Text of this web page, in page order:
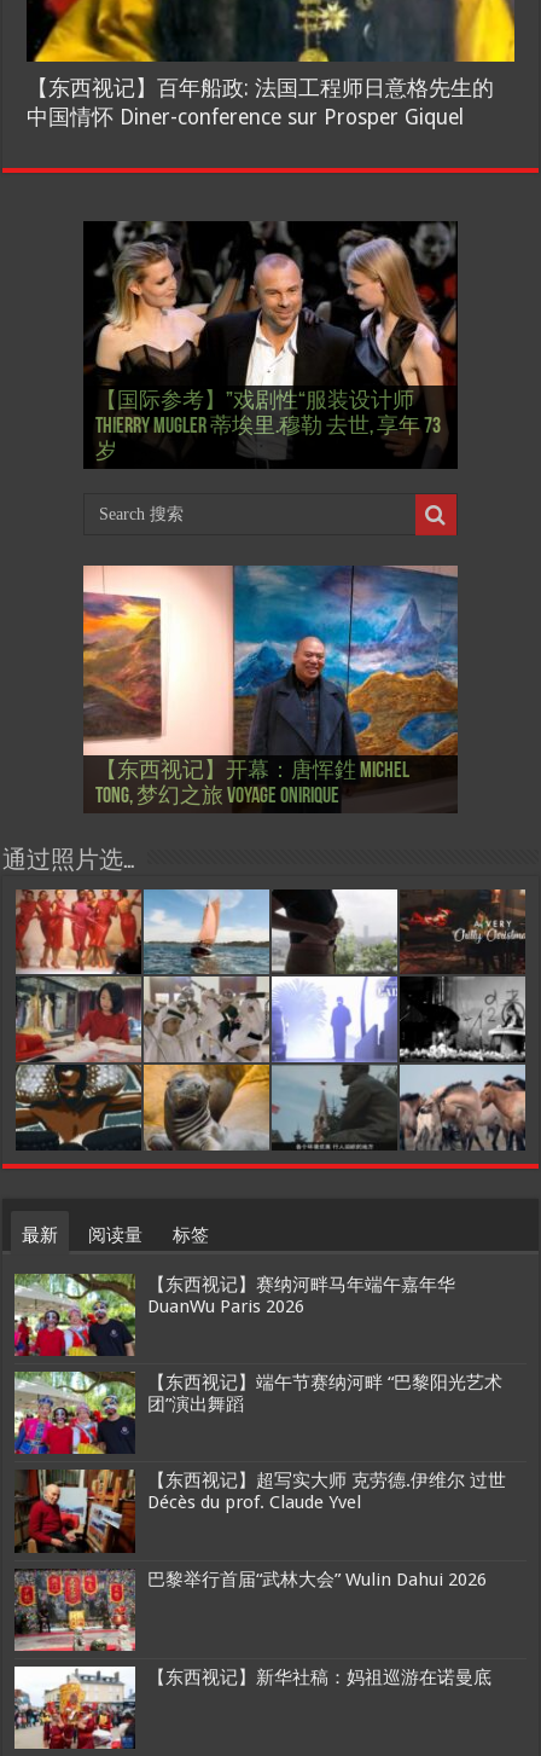
【东西视记】百年船政: 法国工程师日意格先生的
中国情怀 Diner-conference sur Prosper Giquel
【国际参考】俄罗斯：2022 红场阅兵
式 Russian Victory Day
【国际参考】”戏剧性“服装设计师
Thierry Mugler 蒂埃里.穆勒 去世, 享年 73
岁
【国际参考】海湖庄园: Xi & Trump 内幕
Mar-a-Lago leak
【东西视记】1937年的毕加索, 海明威,
肯尼迪 1937 – La fin de l’innocence (2/2)
【东西视记】1937年的毕加索, 海明威,
肯尼迪 1937 – La fin de l’innocence (1/2)
【东西视记】1961年4月12日 尤里·加加
林 成为第一“太空人”
【东西视记】圆满闭幕: 梦幻之旅
Voyage onirique
【东西视记】开幕：唐恽鉎 Michel
Tong, 梦幻之旅 Voyage onirique
【东西视记】展讯：唐恽鉎 Michel
Tong, 梦幻之旅 Voyage onirique
【跨年晚会】祝各位 佳年快乐 Bonne
année 2023, Le feu d’artifice de Paris
【一画一故事】唐恽鉎 Michel Tong One
Painting One Story
【一画一故事】林象元 Lin XiangYuan One
Painting One Story
【国际参考】芭蕾舞: 天鹅湖 乌克兰
大剧院版 Le lac des cygnes – Opéra national
d’Ukraine
【国际参考】巴黎政府举行“新年晚
会” Soirée musicale à la mairie du 13e le 8
Février
【国际参考】巴黎“艺术之都”展将于2
月12日揭幕 Art Capital s’ouvre le 12 Février
【东西视记】法国电影: “中国人占领
巴黎”，一种法国幽默与“预言” Les
chinois à Paris de J.Yanne
【东西视记】时装秀：巴黎时装界
的“顽童”与“不屈者” John Galliano le
surdoué de la mode
【东西视记】法国“复兴会”式【艺术
桥展】 Expo. que “RENAISSANCE” aurait pu
organiser
通过照片选…
最新 阅读量 标签
【东西视记】赛纳河畔马年端午嘉年华
DuanWu Paris 2026
【东西视记】端午节赛纳河畔 “巴黎阳光艺术
团”演出舞蹈
【东西视记】超写实大师 克劳德.伊维尔 过世
Décès du prof. Claude Yvel
巴黎举行首届“武林大会” Wulin Dahui 2026
【东西视记】新华社稿：妈祖巡游在诺曼底